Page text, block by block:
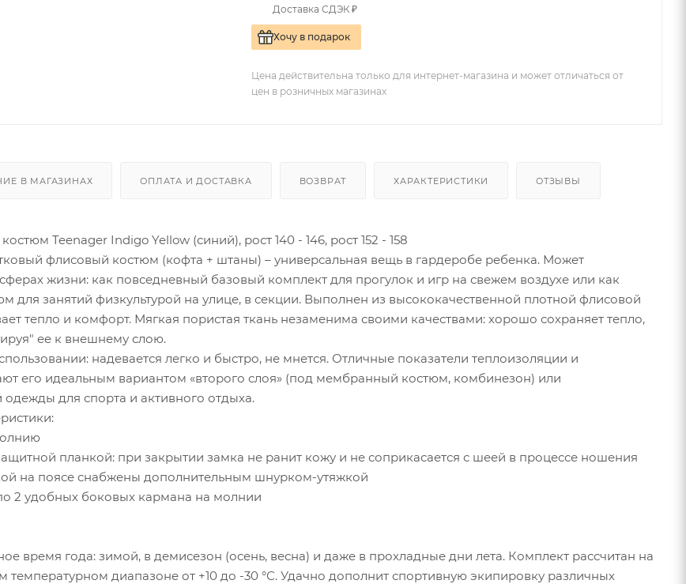
Доставка СДЭК ₽
Хочу в подарок
Цена действительна только для интернет-магазина и может отличаться от
цен в розничных магазинах
В МАГАЗИНАХ ОПЛАТА И ДОСТАВКА ВОЗВРАТ ХАРАКТЕРИСТИКИ ОТЗЫВЫ
Teenager Indigo Yellow (синий), рост 140 - 146, рост 152 - 158
флисовый костюм (кофта + штаны) – универсальная вещь в гардеробе ребенка. Может
жизни: как повседневный базовый комплект для прогулок и игр на свежем воздухе или как
для занятий физкультурой на улице, в секции. Выполнен из высококачественной плотной флисовой
тепло и комфорт. Мягкая пористая ткань незаменима своими качествами: хорошо сохраняет тепло,
ее к внешнему слою.
надевается легко и быстро, не мнется. Отличные показатели теплоизоляции и
его идеальным вариантом «второго слоя» (под мембранный костюм, комбинезон) или
одежды для спорта и активного отдыха.
планкой: при закрытии замка не ранит кожу и не соприкасается с шеей в процессе ношения
на поясе снабжены дополнительным шнурком-утяжкой
2 удобных боковых кармана на молнии
время года: зимой, в демисезон (осень, весна) и даже в прохладные дни лета. Комплект рассчитан на
температурном диапазоне от +10 до -30 °С. Удачно дополнит спортивную экипировку различных